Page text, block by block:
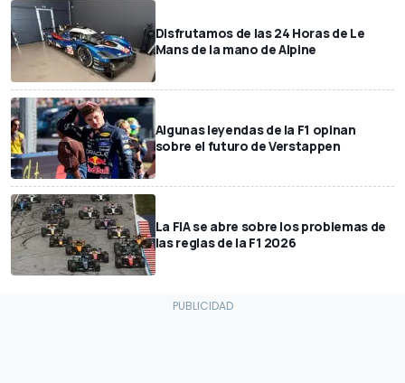
Disfrutamos de las 24 Horas de Le
Mans de la mano de Alpine
Algunas leyendas de la F1 opinan
sobre el futuro de Verstappen
La FIA se abre sobre los problemas de
las reglas de la F1 2026